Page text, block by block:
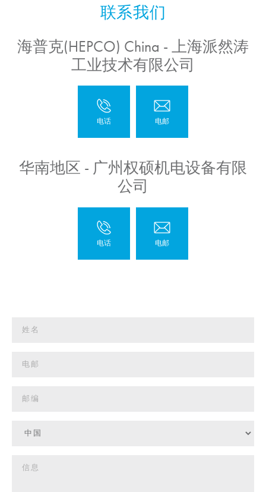
海普克(HEPCO) China - 上海派然涛
工业技术有限公司
华南地区 - 广州权硕机电设备有限
公司